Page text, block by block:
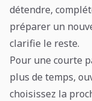
détendre,
préparer un
clarifie le reste.
Pour une courte
plus de temps,
choisissez la